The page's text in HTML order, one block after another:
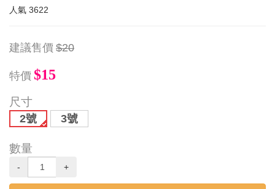
人氣 3622
建議售價 $20
特價 $15
尺寸
2號 3號
數量
- +